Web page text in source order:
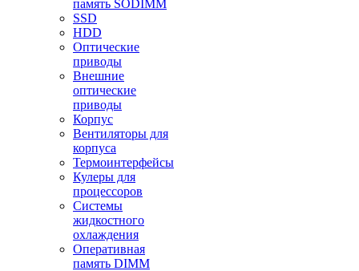
память SODIMM
SSD
HDD
Оптические
приводы
Внешние
оптические
приводы
Корпус
Вентиляторы для
корпуса
Термоинтерфейсы
Кулеры для
процессоров
Системы
жидкостного
охлаждения
Оперативная
память DIMM